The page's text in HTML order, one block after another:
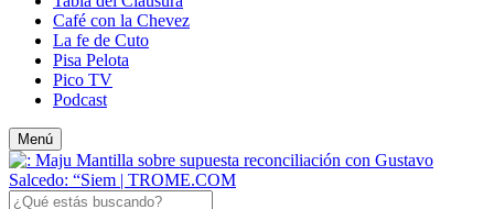
Café con la Chevez
La fe de Cuto
Pisa Pelota
Pico TV
Podcast
Menú